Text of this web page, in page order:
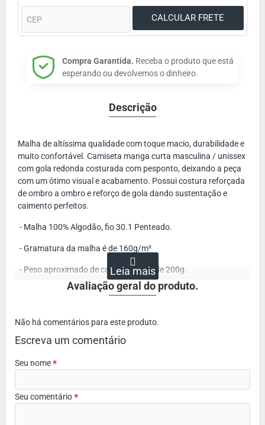
Compra Garantida. Receba o produto que está
esperando ou devolvemos o dinheiro.
Descrição
Malha de altíssima qualidade com toque macio, durabilidade e
muito confortável. Camiseta manga curta masculina / unissex
com gola redonda costurada com pesponto, deixando a peça
com um ótimo visual e acabamento. Possui costura reforçada
de ombro a ombro e reforço de gola dando sustentação e
caimento perfeitos.
- Malha 100% Algodão, fio 30.1 Penteado.
- Gramatura da malha é de 160g/m²
- Peso aproximado de cada camisa é de 200g.
Esse produto é composto por 1 peça.
Avaliação geral do produto.
Não há comentários para este produto.
Escreva um comentário
Seu nome
Seu comentário